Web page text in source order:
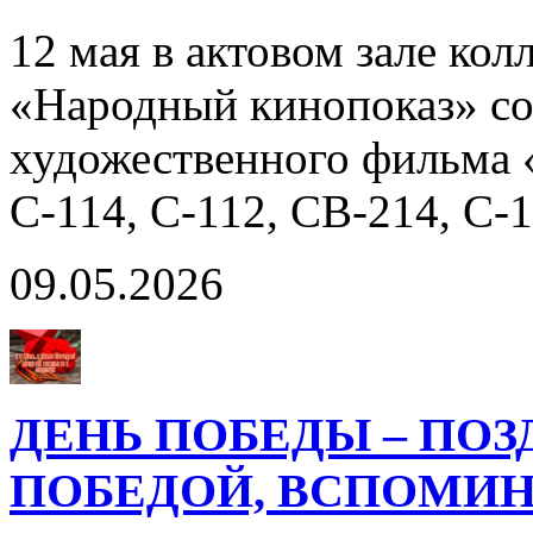
12 мая в актовом зале
«Народный кинопоказ»
художественного
С-114, С-112, СВ-214,
09.05.2026
ДЕНЬ ПОБЕДЫ –
ПОБЕДОЙ,